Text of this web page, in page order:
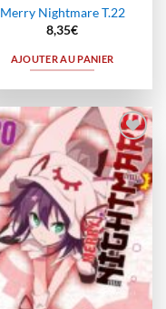
Merry Nightmare T.22
8,35€
AJOUTER AU PANIER
Ajouter
à la
wishlist